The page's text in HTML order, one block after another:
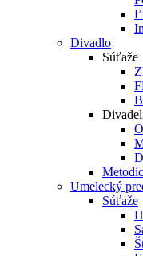
Divadlo
Súťaže
Umelecký
Súťaže